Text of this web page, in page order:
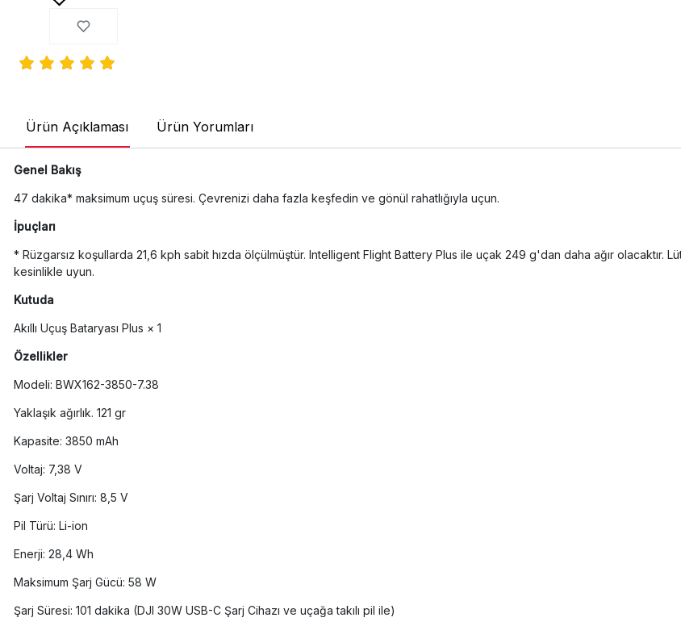
Ürün Açıklaması Ürün Yorumları
Genel Bakış
47 dakika* maksimum uçuş süresi. Çevrenizi daha fazla keşfedin ve gönül rahatlığıyla uçun.
İpuçları
* Rüzgarsız koşullarda 21,6 kph sabit hızda ölçülmüştür. Intelligent Flight Battery Plus ile uçak 249 g'dan daha ağır
kesinlikle uyun.
Kutuda
Akıllı Uçuş Bataryası Plus × 1
Özellikler
Modeli: BWX162-3850-7.38
Yaklaşık ağırlık. 121 gr
Kapasite: 3850 mAh
Voltaj: 7,38 V
Şarj Voltaj Sınırı: 8,5 V
Pil Türü: Li-ion
Enerji: 28,4 Wh
Maksimum Şarj Gücü: 58 W
Şarj Süresi: 101 dakika (DJI 30W USB-C Şarj Cihazı ve uçağa takılı pil ile)